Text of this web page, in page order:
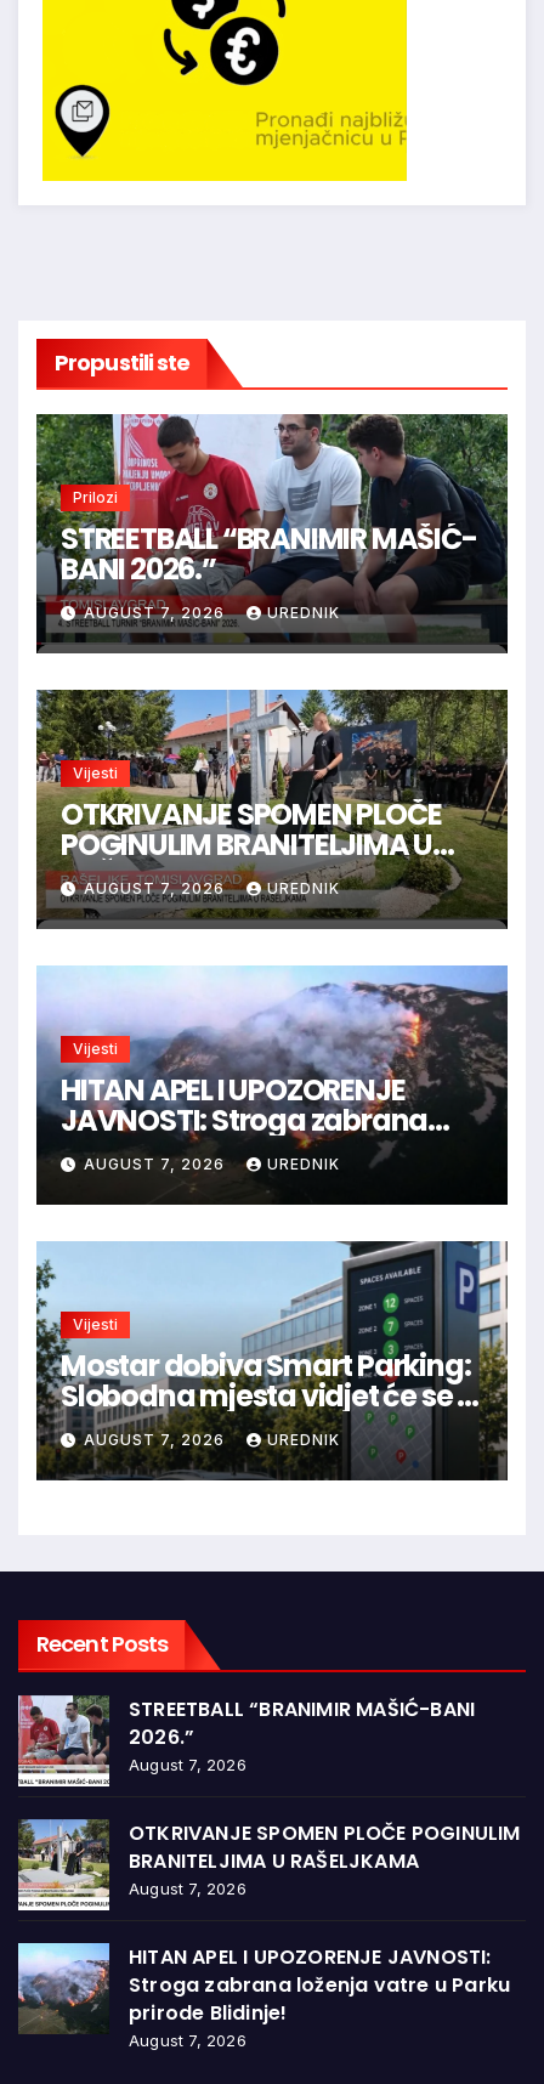
Propustili ste
Prilozi
STREETBALL “BRANIMIR MAŠIĆ-
BANI 2026.”
AUGUST 7, 2026 UREDNIK
Vijesti
OTKRIVANJE SPOMEN PLOČE
POGINULIM BRANITELJIMA U
RAŠELJKAMA
AUGUST 7, 2026 UREDNIK
Vijesti
HITAN APEL I UPOZORENJE
JAVNOSTI: Stroga zabrana
loženja vatre u Parku prirode
Blidinje!
AUGUST 7, 2026 UREDNIK
Vijesti
Mostar dobiva Smart Parking:
Slobodna mjesta vidjet će se u
aplikaciji
AUGUST 7, 2026 UREDNIK
Recent Posts
STREETBALL “BRANIMIR MAŠIĆ-BANI
2026.”
August 7, 2026
OTKRIVANJE SPOMEN PLOČE POGINULIM
BRANITELJIMA U RAŠELJKAMA
August 7, 2026
HITAN APEL I UPOZORENJE JAVNOSTI:
Stroga zabrana loženja vatre u Parku
prirode Blidinje!
August 7, 2026